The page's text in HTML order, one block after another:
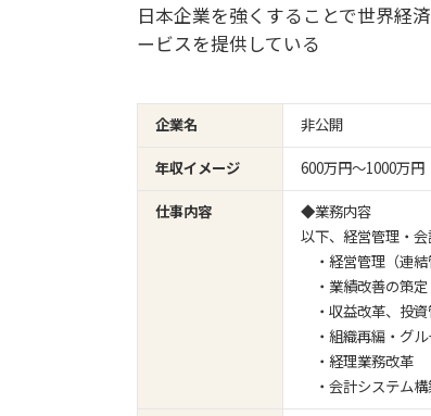
日本企業を強くすることで世界経
ービスを提供している
企業名
非公開
年収イメージ
600万円〜1000万円
仕事内容
◆業務内容
以下、経営管理・
・経営管理（連
・業績改善の策
・収益改革、投
・組織再編・グ
・経理業務改革
・会計システム